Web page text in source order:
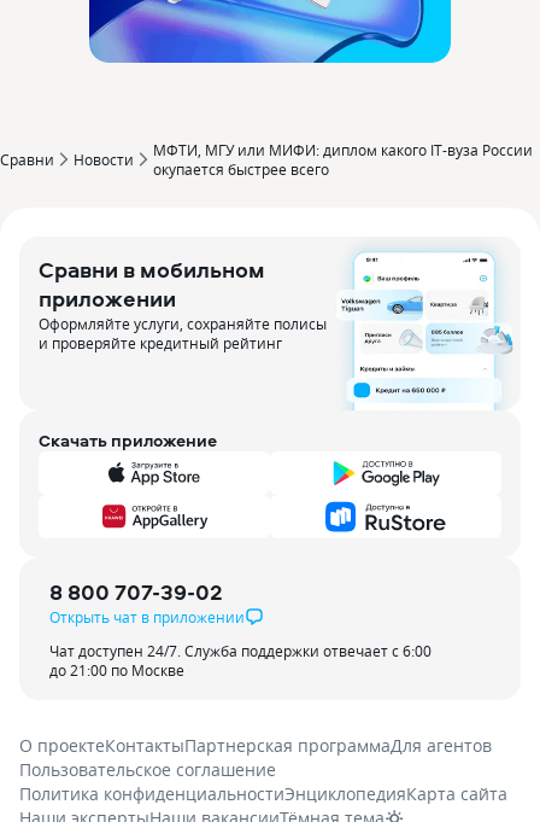
Сравни Новости
МФТИ, МГУ или МИФИ: диплом какого IT-вузa России
окупается быстрее всего
Сравни в мобильном
приложении
Оформляйте услуги, сохраняйте полисы
и проверяйте кредитный рейтинг
Скачать приложение
8 800 707-39-02
Открыть чат в приложении
Чат доступен 24/7. Служба поддержки отвечает с 6:00
до 21:00 по Москве
О проектеКонтактыПартнерская программаДля агентов
Пользовательское соглашение
Политика конфиденциальностиЭнциклопедияКарта сайта